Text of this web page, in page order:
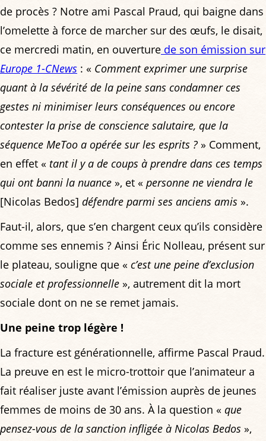
de procès ? Notre ami Pascal Praud, qui baigne dans
l’omelette à force de marcher sur des œufs, le disait,
ce mercredi matin, en ouverture de son émission sur
Europe 1-CNews : « Comment exprimer une surprise
quant à la sévérité de la peine sans condamner ces
gestes ni minimiser leurs conséquences ou encore
contester la prise de conscience salutaire, que la
séquence MeToo a opérée sur les esprits ? » Comment,
en effet « tant il y a de coups à prendre dans ces temps
qui ont banni la nuance », et « personne ne viendra le
[Nicolas Bedos] défendre parmi ses anciens amis ».
Faut-il, alors, que s’en chargent ceux qu’ils considère
comme ses ennemis ? Ainsi Éric Nolleau, présent sur
le plateau, souligne que « c’est une peine d’exclusion
sociale et professionnelle », autrement dit la mort
sociale dont on ne se remet jamais.
Une peine trop légère !
La fracture est générationnelle, affirme Pascal Praud.
La preuve en est le micro-trottoir que l’animateur a
fait réaliser juste avant l’émission auprès de jeunes
femmes de moins de 30 ans. À la question « que
pensez-vous de la sanction infligée à Nicolas Bedos »,